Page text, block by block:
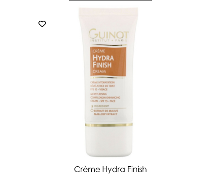
Crème Hydra Finish